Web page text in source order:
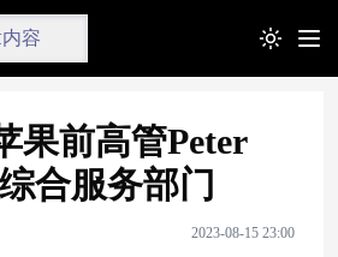
Toggle
果前高管Peter
合服务部门
2023-08-15 23:00